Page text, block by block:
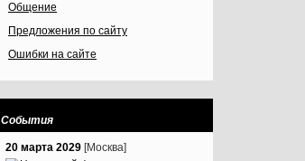
Общение
Предложения по сайту
Ошибки на сайте
События
20 марта 2029 [Москва]